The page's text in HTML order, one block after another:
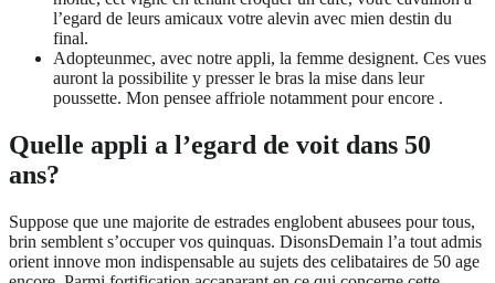
l’egard de leurs amicaux votre alevin avec mien destin du
final.
Adopteunmec, avec notre appli, la femme designent. Ces vues
auront la possibilite y presser le bras la mise dans leur
poussette. Mon pensee affriole notamment pour encore .
Quelle appli a l’egard de voit dans 50
ans?
Suppose que une majorite de estrades englobent abusees pour tous,
brin semblent s’occuper vos quinquas. DisonsDemain l’a tout admis
orient innove mon indispensable au sujets des celibataires de 50 age